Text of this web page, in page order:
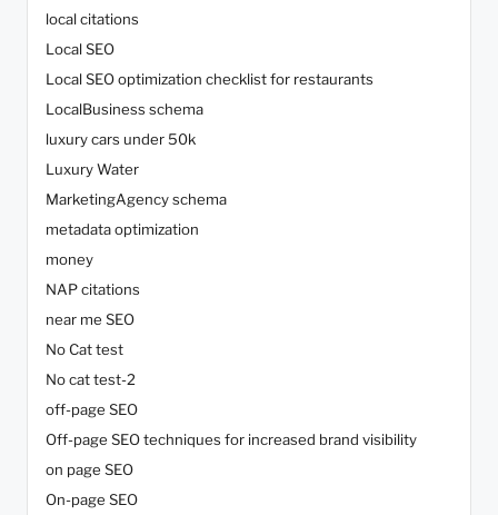
local citations
Local SEO
Local SEO optimization checklist for restaurants
LocalBusiness schema
luxury cars under 50k
Luxury Water
MarketingAgency schema
metadata optimization
money
NAP citations
near me SEO
No Cat test
No cat test-2
off-page SEO
Off-page SEO techniques for increased brand visibility
on page SEO
On-page SEO